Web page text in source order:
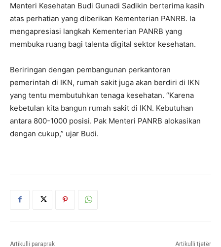
Menteri Kesehatan Budi Gunadi Sadikin berterima kasih
atas perhatian yang diberikan Kementerian PANRB. Ia
mengapresiasi langkah Kementerian PANRB yang
membuka ruang bagi talenta digital sektor kesehatan.
Beriringan dengan pembangunan perkantoran
pemerintah di IKN, rumah sakit juga akan berdiri di IKN
yang tentu membutuhkan tenaga kesehatan. “Karena
kebetulan kita bangun rumah sakit di IKN. Kebutuhan
antara 800-1000 posisi. Pak Menteri PANRB alokasikan
dengan cukup,” ujar Budi.
Artikulli paraprak Artikulli tjetër